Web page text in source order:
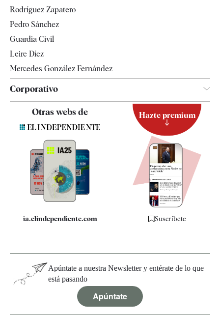
Televisión
Rodríguez Zapatero
Pedro Sánchez
Guardia Civil
Leire Díez
Mercedes González Fernández
Corporativo
Quiénes somos
Especificaciones
Otras webs de
ia.elindependiente.com
Hazte premium
Suscríbete
Apúntate a nuestra Newsletter y entérate de lo que
está pasando
Apúntate